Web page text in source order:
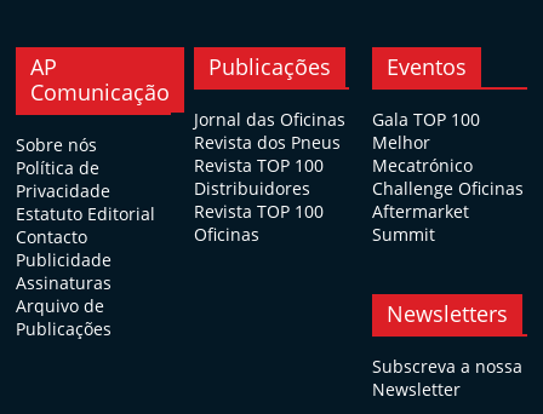
AP
Comunicação
Sobre nós
Política de
Privacidade
Estatuto Editorial
Contacto
Publicidade
Assinaturas
Arquivo de
Publicações
Publicações
Jornal das Oficinas
Revista dos Pneus
Revista TOP 100
Distribuidores
Revista TOP 100
Oficinas
Eventos
Gala TOP 100
Melhor
Mecatrónico
Challenge Oficinas
Aftermarket
Summit
Newsletters
Subscreva a nossa
Newsletter